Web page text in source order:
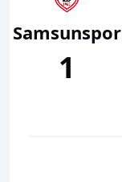
Samsunspor
1